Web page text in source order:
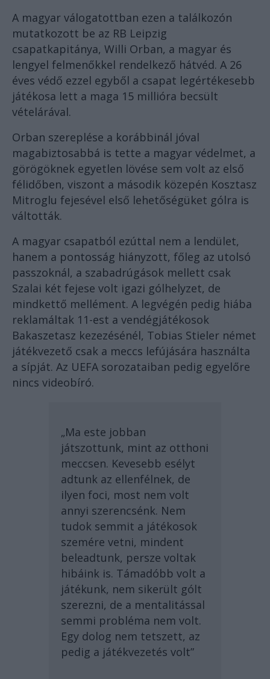
A magyar válogatottban ezen a találkozón
mutatkozott be az RB Leipzig
csapatkapitánya, Willi Orban, a magyar és
lengyel felmenőkkel rendelkező hátvéd. A 26
éves védő ezzel egyből a csapat legértékesebb
játékosa lett a maga 15 millióra becsült
vételárával.
Orban szereplése a korábbinál jóval
magabiztosabbá is tette a magyar védelmet, a
görögöknek egyetlen lövése sem volt az első
félidőben, viszont a második közepén Kosztasz
Mitroglu fejesével első lehetőségüket gólra is
váltották.
A magyar csapatból ezúttal nem a lendület,
hanem a pontosság hiányzott, főleg az utolsó
passzoknál, a szabadrúgások mellett csak
Szalai két fejese volt igazi gólhelyzet, de
mindkettő mellément. A legvégén pedig hiába
reklamáltak 11-est a vendégjátékosok
Bakaszetasz kezezésénél, Tobias Stieler német
játékvezető csak a meccs lefújására használta
a sípját. Az UEFA sorozataiban pedig egyelőre
nincs videobíró.
„Ma este jobban
játszottunk, mint az otthoni
meccsen. Kevesebb esélyt
adtunk az ellenfélnek, de
ilyen foci, most nem volt
annyi szerencsénk. Nem
tudok semmit a játékosok
szemére vetni, mindent
beleadtunk, persze voltak
hibáink is. Támadóbb volt a
játékunk, nem sikerült gólt
szerezni, de a mentalitással
semmi probléma nem volt.
Egy dolog nem tetszett, az
pedig a játékvezetés volt”